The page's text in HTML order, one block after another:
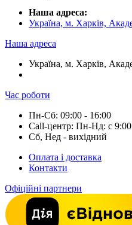
Наша адреса:
Україна, м. Харків,
Наша адреса
Україна, м. Харків,
Час роботи
Пн-Сб: 09:00 - 16:00
Call-центр: Пн-Нд: с
Сб, Нед - вихідний
Оплата і доставка
Контакти
Офіційні партнери